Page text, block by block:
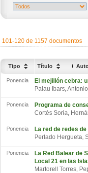
101-120 de 1157 documentos
Tipo Título /
Ponencia
El mejillón cebra:
Palau Ibars,
Ponencia
Programa de
Cortés Soria,
Ponencia
La red de redes
Perlado Hergueta,
Ponencia
La Red Balear de
Local 21 en las
Martorell Torres,